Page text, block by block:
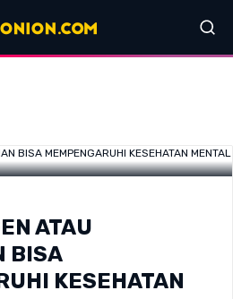
ATAU
BISA
KESEHATAN